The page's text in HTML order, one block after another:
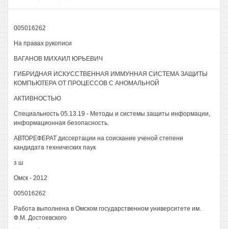
005016262
На правах рукописи
ВАГАНОВ МИХАИЛ ЮРЬЕВИЧ
ГИБРИДНАЯ ИСКУССТВЕННАЯ ИММУННАЯ СИСТЕМА ЗАЩИТЫ
КОМПЬЮТЕРА ОТ ПРОЦЕССОВ С АНОМАЛЬНОЙ
АКТИВНОСТЬЮ
Специальность 05.13.19 - Методы и системы защиты информации,
информационная безопасность.
АВТОРЕФЕРАТ диссертации на соискание ученой степени
кандидата технических паук
з ш
Омск - 2012
005016262
Работа выполнена в Омском государственном университете им.
Ф.М. Достоевского